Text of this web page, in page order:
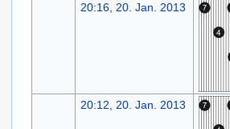
20:16, 20. Jan. 2013
20:12, 20. Jan. 2013